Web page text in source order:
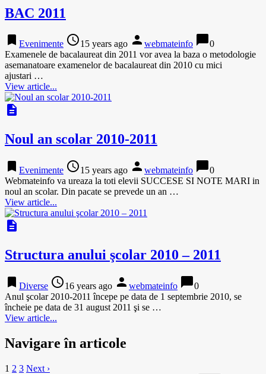
BAC 2011
bookmark Evenimente access_time15 years ago person webmateinfo chat_bubble0
Examenele de bacalaureat din 2011 vor avea la baza o metodologie
asemanatoare examenelor de bacalaureat din 2010 cu mici
ajustari …
View article...
description
Noul an scolar 2010-2011
bookmark Evenimente access_time15 years ago person webmateinfo chat_bubble0
Webmateinfo va ureaza la toti elevii SUCCESE SI NOTE MARI in
noul an scolar. Din pacate se prevede un an …
View article...
description
Structura anului şcolar 2010 – 2011
bookmark Diverse access_time16 years ago person webmateinfo chat_bubble0
Anul şcolar 2010-2011 începe pe data de 1 septembrie 2010, se
încheie pe data de 31 august 2011 şi se …
View article...
Navigare în articole
1 2 3 Next ›